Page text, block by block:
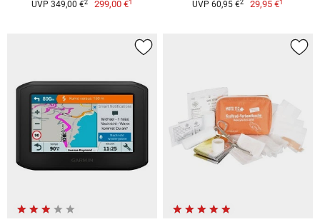
UVP 349,00 €2 299,00 € UVP 60,95 €2 29,95 €